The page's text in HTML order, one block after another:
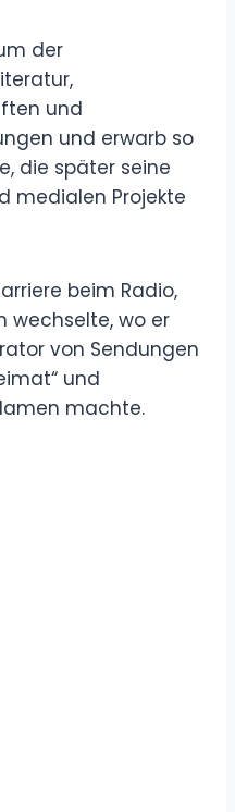
der
und
und erwarb so
die später seine
medialen Projekte
beim Radio,
wechselte, wo er
von Sendungen
und
machte.